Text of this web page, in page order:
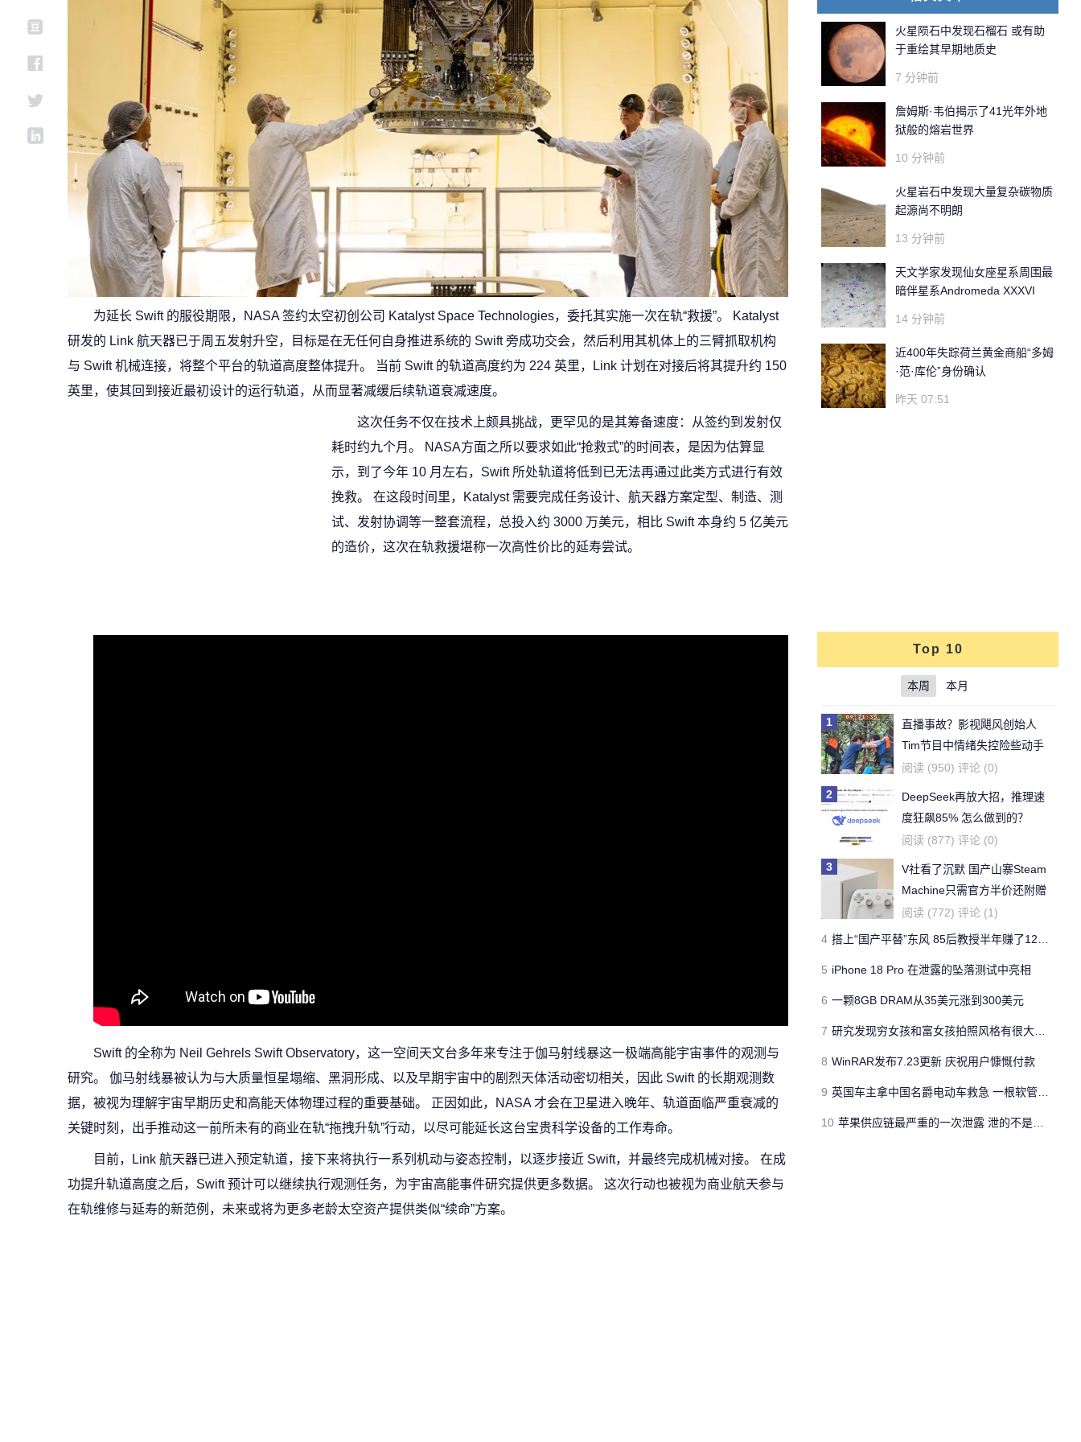
为延长 Swift 的服役期限，NASA 签约太空初创公司 Katalyst Space Technologies，委托其实施一次在轨“救援”。 Katalyst
研发的 Link 航天器已于周五发射升空，目标是在无任何自身推进系统的 Swift 旁成功交会，然后利用其机体上的三臂抓取机构
与 Swift 机械连接，将整个平台的轨道高度整体提升。 当前 Swift 的轨道高度约为 224 英里，Link 计划在对接后将其提升约 150
英里，使其回到接近最初设计的运行轨道，从而显著减缓后续轨道衰减速度。
这次任务不仅在技术上颇具挑战，更罕见的是其筹备速度：从签约到发射仅
耗时约九个月。 NASA方面之所以要求如此“抢救式”的时间表，是因为估算显
示，到了今年 10 月左右，Swift 所处轨道将低到已无法再通过此类方式进行有效
挽救。 在这段时间里，Katalyst 需要完成任务设计、航天器方案定型、制造、测
试、发射协调等一整套流程，总投入约 3000 万美元，相比 Swift 本身约 5 亿美元
的造价，这次在轨救援堪称一次高性价比的延寿尝试。
Swift 的全称为 Neil Gehrels Swift Observatory，这一空间天文台多年来专注于伽马射线暴这一极端高能宇宙事件的观测与
研究。 伽马射线暴被认为与大质量恒星塌缩、黑洞形成、以及早期宇宙中的剧烈天体活动密切相关，因此 Swift 的长期观测数
据，被视为理解宇宙早期历史和高能天体物理过程的重要基础。 正因如此，NASA 才会在卫星进入晚年、轨道面临严重衰减的
关键时刻，出手推动这一前所未有的商业在轨“拖拽升轨”行动，以尽可能延长这台宝贵科学设备的工作寿命。
目前，Link 航天器已进入预定轨道，接下来将执行一系列机动与姿态控制，以逐步接近 Swift，并最终完成机械对接。 在成
功提升轨道高度之后，Swift 预计可以继续执行观测任务，为宇宙高能事件研究提供更多数据。 这次行动也被视为商业航天参与
在轨维修与延寿的新范例，未来或将为更多老龄太空资产提供类似“续命”方案。
火星陨石中发现石榴石 或有助
于重绘其早期地质史
7 分钟前
詹姆斯·韦伯揭示了41光年外地
狱般的熔岩世界
10 分钟前
火星岩石中发现大量复杂碳物质
起源尚不明朗
13 分钟前
天文学家发现仙女座星系周围最
暗伴星系Andromeda XXXVI
14 分钟前
近400年失踪荷兰黄金商船“多姆
·范·库伦”身份确认
昨天 07:51
Top 10
本周 本月
1
直播事故？影视飓风创始人
Tim节目中情绪失控险些动手
阅读 (950) 评论 (0)
2
DeepSeek再放大招，推理速
度狂飙85% 怎么做到的？
阅读 (877) 评论 (0)
3
V社看了沉默 国产山寨Steam
Machine只需官方半价还附赠
《黑神话》
阅读 (772) 评论 (1)
4 搭上“国产平替”东风 85后教授半年赚了1200亿
5 iPhone 18 Pro 在泄露的坠落测试中亮相
6 一颗8GB DRAM从35美元涨到300美元
7 研究发现穷女孩和富女孩拍照风格有很大差异
8 WinRAR发布7.23更新 庆祝用户慷慨付款
9 英国车主拿中国名爵电动车救急 一根软管让屋子共享汽车空调
10 苹果供应链最严重的一次泄露 泄的不是新iPhone长什么样